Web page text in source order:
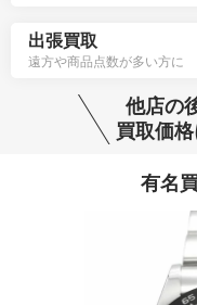
出張買取
遠方や商品点数が多い方に
他店の
買取価格
有名